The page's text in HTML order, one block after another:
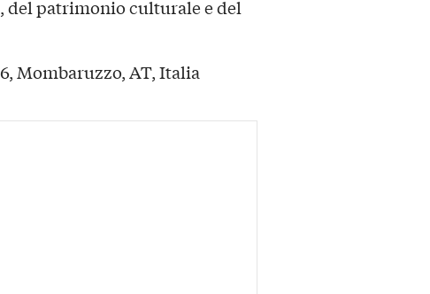
del patrimonio culturale e del
Mombaruzzo, AT, Italia